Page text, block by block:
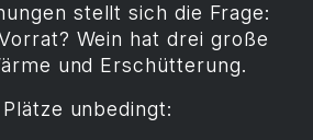
stellt sich die Frage:
Wein hat drei große
und Erschütterung.
unbedingt: